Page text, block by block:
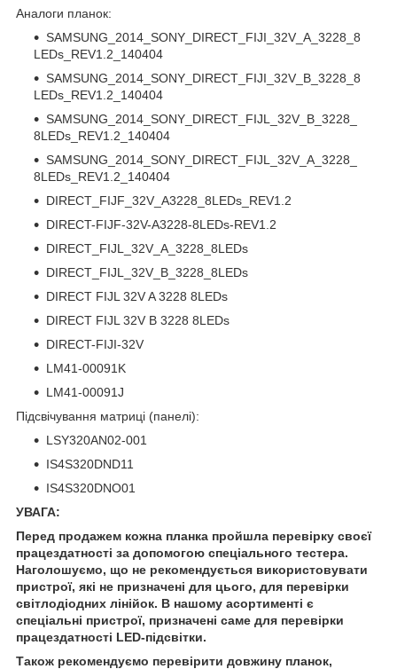
Аналоги планок:
SAMSUNG_2014_SONY_DIRECT_FIJI_32V_A_3228_8
LEDs_REV1.2_140404
SAMSUNG_2014_SONY_DIRECT_FIJI_32V_B_3228_8
LEDs_REV1.2_140404
SAMSUNG_2014_SONY_DIRECT_FIJL_32V_B_3228_
8LEDs_REV1.2_140404
SAMSUNG_2014_SONY_DIRECT_FIJL_32V_A_3228_
8LEDs_REV1.2_140404
DIRECT_FIJF_32V_A3228_8LEDs_REV1.2
DIRECT-FIJF-32V-A3228-8LEDs-REV1.2
DIRECT_FIJL_32V_A_3228_8LEDs
DIRECT_FIJL_32V_B_3228_8LEDs
DIRECT FIJL 32V A 3228 8LEDs
DIRECT FIJL 32V B 3228 8LEDs
DIRECT-FIJI-32V
LM41-00091K
LM41-00091J
Підсвічування матриці (панелі):
LSY320AN02-001
IS4S320DND11
IS4S320DNO01
УВАГА:
Перед продажем кожна планка пройшла перевірку своєї
працездатності за допомогою спеціального тестера.
Наголошуємо, що не рекомендується використовувати
пристрої, які не призначені для цього, для перевірки
світлодіодних лінійок. В нашому асортименті є
спеціальні пристрої, призначені саме для перевірки
працездатності LED-підсвітки.
Також рекомендуємо перевірити довжину планок,